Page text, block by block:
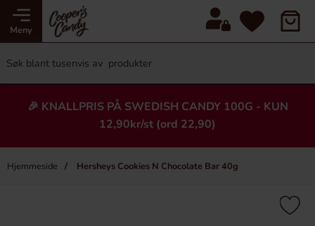
Meny
🎉 KNALLPRIS PÅ SWEDISH CANDY 100G - KUN
12,90kr/st (ord 22,90)
Hjemmeside Hersheys Cookies N Chocolate Bar 40g
×